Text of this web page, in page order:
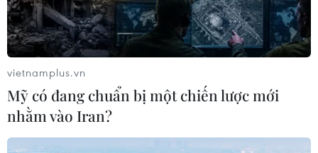
vietnamplus.vn
Mỹ có đang chuẩn bị một chiến lược mới
nhằm vào Iran?